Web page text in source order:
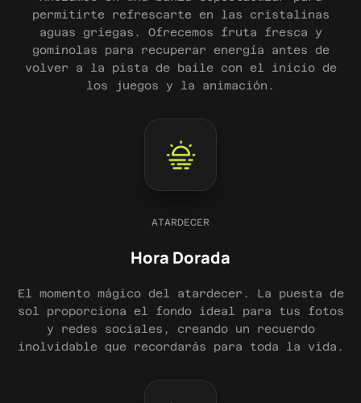
permitirte refrescarte en las cristalinas
aguas griegas. Ofrecemos fruta fresca y
gominolas para recuperar energía antes de
volver a la pista de baile con el inicio de
los juegos y la animación.
ATARDECER
Hora Dorada
El momento mágico del atardecer. La puesta de
sol proporciona el fondo ideal para tus fotos
y redes sociales, creando un recuerdo
inolvidable que recordarás para toda la vida.